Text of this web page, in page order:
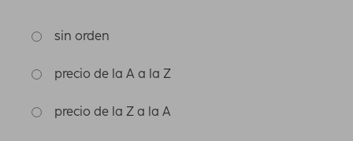
sin orden
precio de la A a la Z
precio de la Z a la A